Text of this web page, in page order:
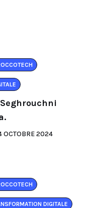
OCTOBRE 2024
DIGITALE